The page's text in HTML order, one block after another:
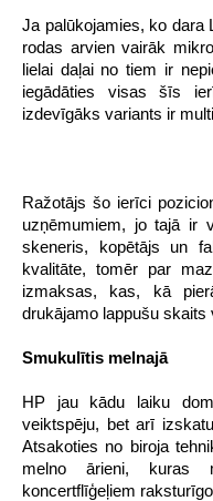
Ja palūkojamies, ko dara
rodas arvien vairāk
lielai daļai no tiem ir
iegādāties visas šīs
izdevīgāks variants ir
Ražotājs šo ierīci
uzņēmumiem, jo tajā ir
skeneris, kopētājs un
kvalitāte, tomēr par
izmaksas, kas, kā
drukājamo lappušu
Smukulītis melnajā
HP jau kādu laiku
veiktspēju, bet arī
Atsakoties no biroja
melno ārieni, kuras
koncertflīģeļiem